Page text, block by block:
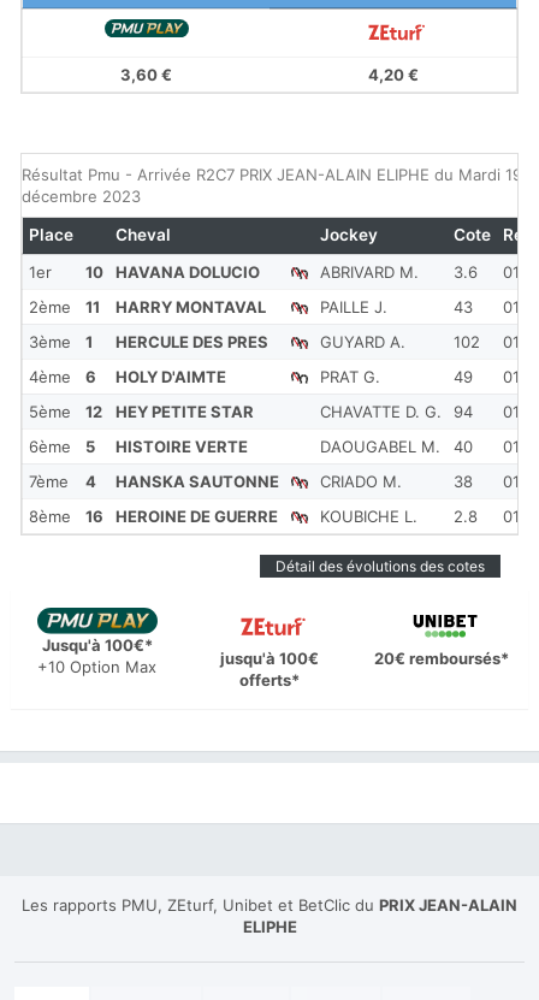
3,60 € 4,20 €
Résultat Pmu - Arrivée R2C7 PRIX JEAN-ALAIN ELIPHE du Mardi 19
décembre 2023
1er 10 HAVANA DOLUCIO ABRIVARD M. 3.6
2ème
11 HARRY MONTAVAL PAILLE J. 43
3ème
1 HERCULE DES PRES GUYARD A. 102
4ème
6 HOLY D'AIMTE PRAT G. 49
5ème
12 HEY PETITE STAR CHAVATTE D. G. 94
6ème
5 HISTOIRE VERTE DAOUGABEL M. 40
7ème
4 HANSKA SAUTONNE CRIADO M. 38
8ème
16 HEROINE DE GUERRE KOUBICHE L. 2.8
Place Cheval Jockey Cote
Détail des évolutions des cotes
Jusqu'à 100€*
+10 Option Max
jusqu'à 100€
offerts*
20€ remboursés*
Les rapports PMU, ZEturf, Unibet et BetClic du PRIX JEAN-ALAIN
ELIPHE